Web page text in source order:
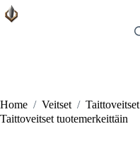
Skip
to
Home / Veitset / Taittoveitset
Taittoveitset tuotemerkeittäin